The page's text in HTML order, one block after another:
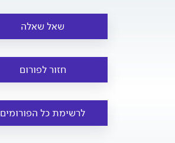
שאל שאלה
חזור לפורום
לרשימת כל הפורומים